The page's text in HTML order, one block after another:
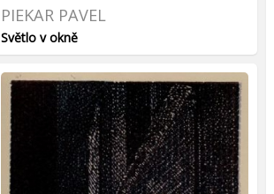
PIEKAR PAVEL
Světlo v okně